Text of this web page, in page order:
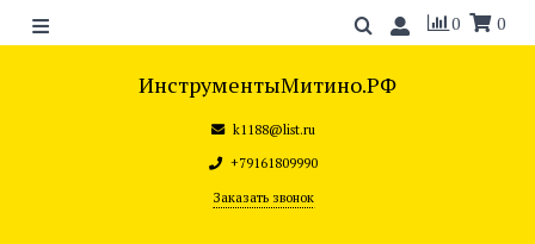
0 0
ИнструментыМитино.РФ
k1188@list.ru
+79161809990
Заказать звонок